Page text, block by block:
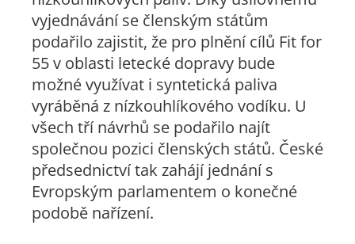
vyjednávání se členským státům
podařilo zajistit, že pro plnění cílů Fit for
55 v oblasti letecké dopravy bude
možné využívat i syntetická paliva
vyráběná z nízkouhlíkového vodíku. U
všech tří návrhů se podařilo najít
společnou pozici členských států. České
předsednictví tak zahájí jednání s
Evropským parlamentem o konečné
podobě nařízení.